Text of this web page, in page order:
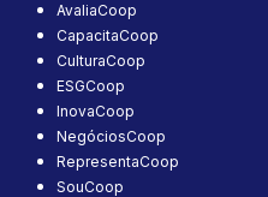
AvaliaCoop
CapacitaCoop
CulturaCoop
ESGCoop
InovaCoop
NegóciosCoop
RepresentaCoop
SouCoop